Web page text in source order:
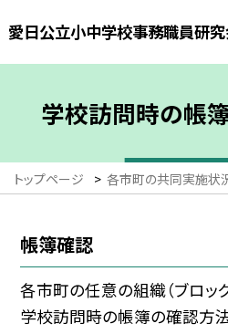
愛日公立小中学校事務職員研
学校訪問時の帳
トップページ > 各市町の共同実施状
帳簿確認
各市町の任意の組織（ブロッ
学校訪問時の帳簿の確認方